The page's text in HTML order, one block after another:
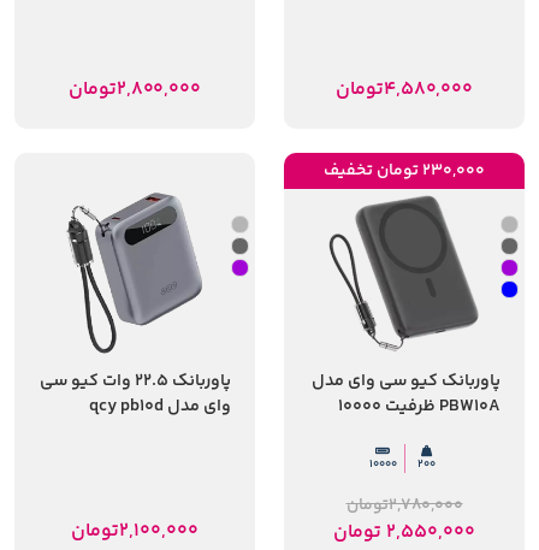
4,580,000تومان 2,800,000تومان
پاوربانک کیو سی وای مدل
PBW10A ظرفیت 10000
200
10000
2,780,000تومان
2,550,000 تومان
230,000 تومان تخفیف
پاوربانک 22.5 وات کیو سی
وای مدل qcy pb10d
2,100,000تومان